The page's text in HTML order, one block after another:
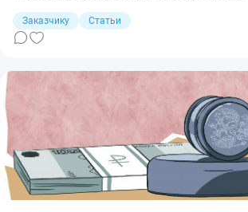
определяется размер штрафа и как
претензий со стороны контролирующих
последних изменений.
Заказчику
Статьи